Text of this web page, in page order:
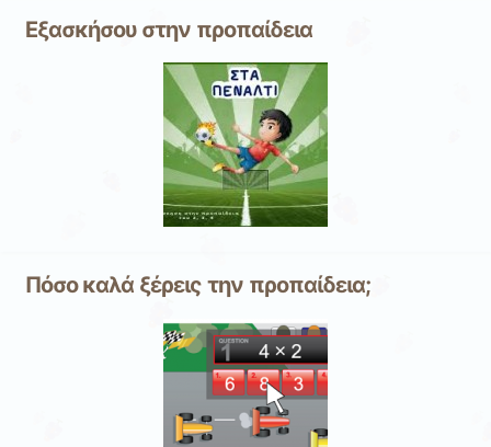
Εξασκήσου στην προπαίδεια
Πόσο καλά ξέρεις την προπαίδεια;